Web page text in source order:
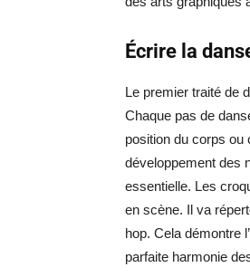
Écrire la
Le premier traité de
Chaque pas de
position du corps
développement des
essentielle. Les
en scène. Il va
hop. Cela démontre
parfaite harmonie